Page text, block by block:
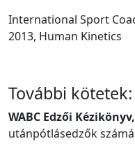
International Sport
2013, Human Kinetics
További kötetek:
WABC Edzői
utánpótlásedzők